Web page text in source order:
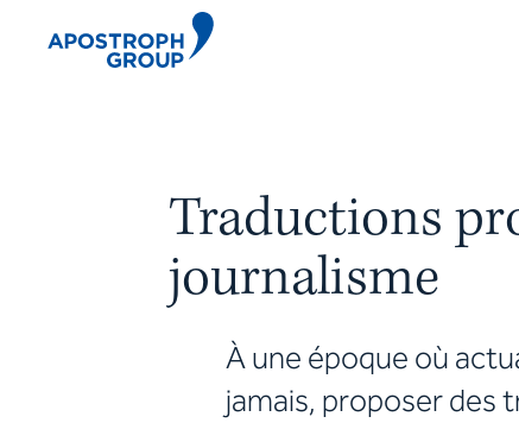
Traductions
journalisme
À une époque où
jamais, proposer des